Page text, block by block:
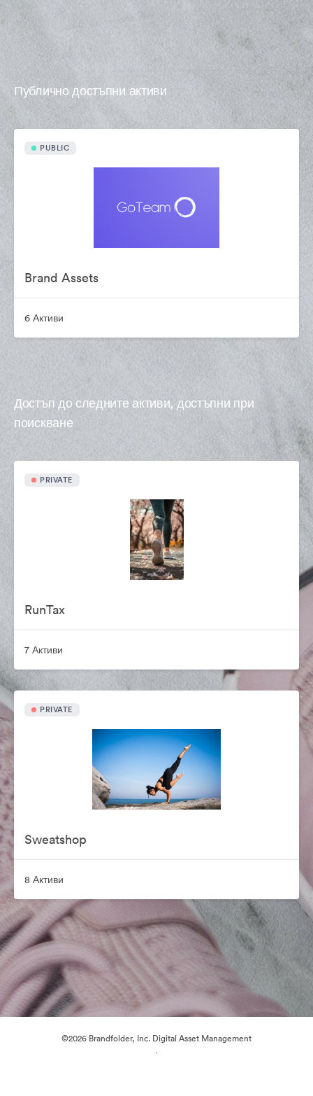
Публично достъпни активи
PUBLIC
Brand Assets
6 Активи
Достъп до следните активи, достъпни при
поискване
PRIVATE
RunTax
7 Активи
PRIVATE
Sweatshop
8 Активи
©2026 Brandfolder, Inc. Digital Asset Management
·